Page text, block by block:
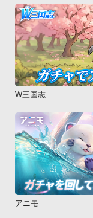
W三国志
アニモ